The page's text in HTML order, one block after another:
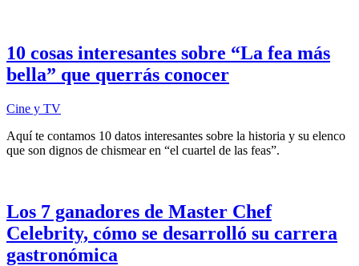
10 cosas interesantes sobre “La fea más
bella” que querrás conocer
Cine y TV
Aquí te contamos 10 datos interesantes sobre la historia y su elenco
que son dignos de chismear en “el cuartel de las feas”.
Los 7 ganadores de Master Chef
Celebrity, cómo se desarrolló su carrera
gastronómica